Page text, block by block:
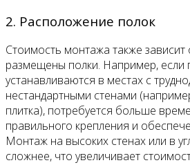
2. Расположение полок
Стоимость монтажа также зависит
размещены полки. Например, если
устанавливаются в местах с
нестандартными стенами
плитка), потребуется больше
правильного крепления и
Монтаж на высоких стенах или в
сложнее, что увеличивает